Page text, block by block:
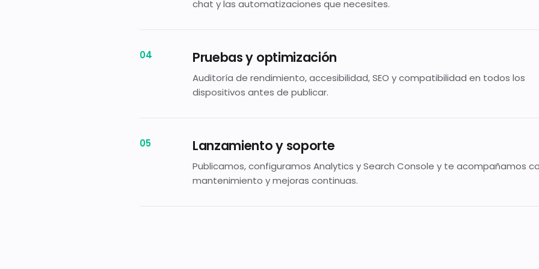
chat y las automatizaciones que necesites.
Pruebas y optimización
Auditoría de rendimiento, accesibilidad, SEO y compatibilidad en todos los
dispositivos antes de publicar.
Lanzamiento y soporte
Publicamos, configuramos Analytics y Search Console y te acompañamos
mantenimiento y mejoras continuas.